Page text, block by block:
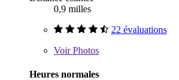
0,9 milles
22 évaluations
VoirPhotos
Heures normales